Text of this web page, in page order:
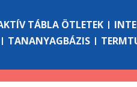
TÁBLA ÖTLETEK
TANANYAGBÁZIS